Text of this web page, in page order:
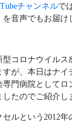
チャンネルで
音声でもお届け
コロナウイルス
すが、本日はナイ
専門病院としてロ
たのでご紹介し
セルという2012